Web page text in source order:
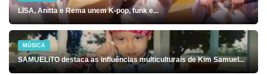
LISA, Anitta e Rema unem K-pop, funk e...
MÚSICA
SAMUELiTO destaca as influências multiculturais de Kim Samuel...